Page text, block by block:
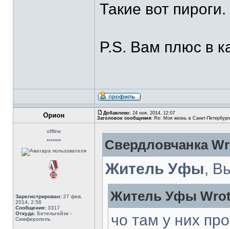
Такие вот пироги.
P.S. Вам плюс в
Орион Добавлено: 24 ноя, 2014, 12:07
Заголовок сообщения: Re: Моя жизнь в Санкт-
offline
*******
Зарегистрирован: 27 фев,
2014, 2:56
Сообщения: 3317
Откуда: Бетельгейзе -
Симферополь
Свердловчанка
Житель Уфы,
Житель Уфы
чо там у них